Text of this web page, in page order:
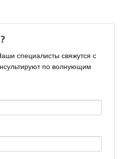
специалисты свяжутся с
по волнующим